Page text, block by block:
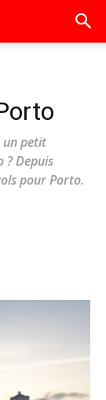
un petit
? Depuis
pour Porto.